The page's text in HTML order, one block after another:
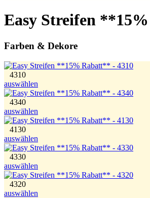
Easy Streifen
Farben & Dekore
4310
auswählen
4340
auswählen
4130
auswählen
4330
auswählen
4320
auswählen